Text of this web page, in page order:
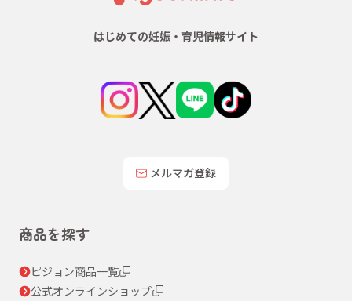
はじめての妊娠・育児情報サイト
メルマガ登録
商品を探す
ピジョン商品一覧
公式オンラインショップ